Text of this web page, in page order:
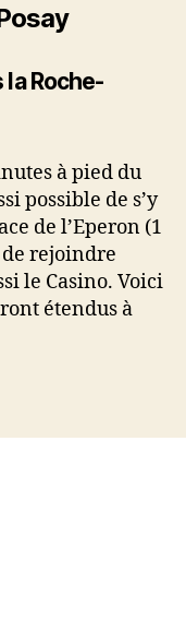
Roche-
à pied du
possible de s’y
de l’Eperon (1
rejoindre
le Casino. Voici
étendus à